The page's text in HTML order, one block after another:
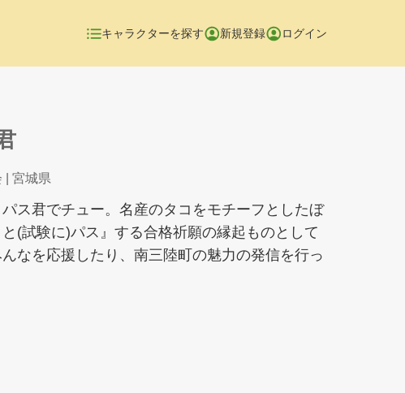
キャラクターを探す 新規登録 ログイン
| 宮城県
ス君でチュー。名産のタコをモチーフとしたぼ
(試験に)パス』する合格祈願の縁起ものとして
なを応援したり、南三陸町の魅力の発信を行っ